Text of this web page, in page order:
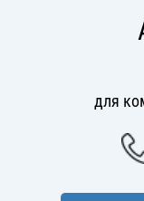
для